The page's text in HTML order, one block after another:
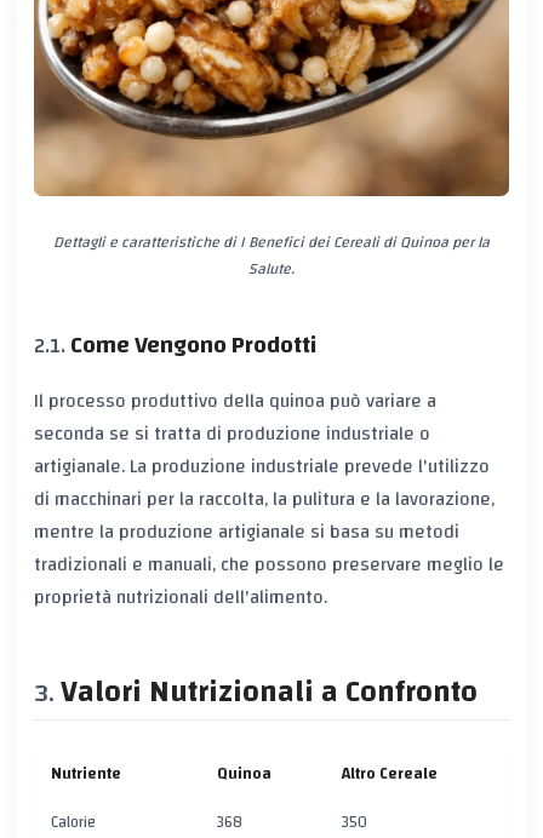
Dettagli e caratteristiche di I Benefici dei Cereali di Quinoa per la
Salute.
Come Vengono Prodotti
Il processo produttivo della quinoa può variare a
seconda se si tratta di produzione industriale o
artigianale. La produzione industriale prevede l'utilizzo
di macchinari per la raccolta, la pulitura e la lavorazione,
mentre la produzione artigianale si basa su metodi
tradizionali e manuali, che possono preservare meglio le
proprietà nutrizionali dell'alimento.
Valori Nutrizionali a Confronto
Nutriente Quinoa
Altro Cereale
Calorie
368
350